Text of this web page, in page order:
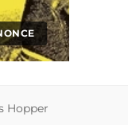
Hopper